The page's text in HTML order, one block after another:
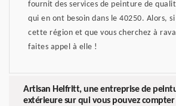
fournit des services de peinture de
qui en ont besoin dans le 40250. Alors,
cette région et que vous cherchez à
faites appel à elle !
Artisan Helfritt, une entreprise de
extérieure sur qui vous pouvez compter